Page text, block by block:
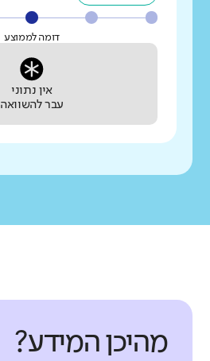
דומה לממוצע
אין נתוני
עבר להשוואה
מהיכן המידע?